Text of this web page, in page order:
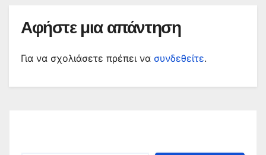
Αφήστε μια απάντηση
Για να σχολιάσετε πρέπει να συνδεθείτε.